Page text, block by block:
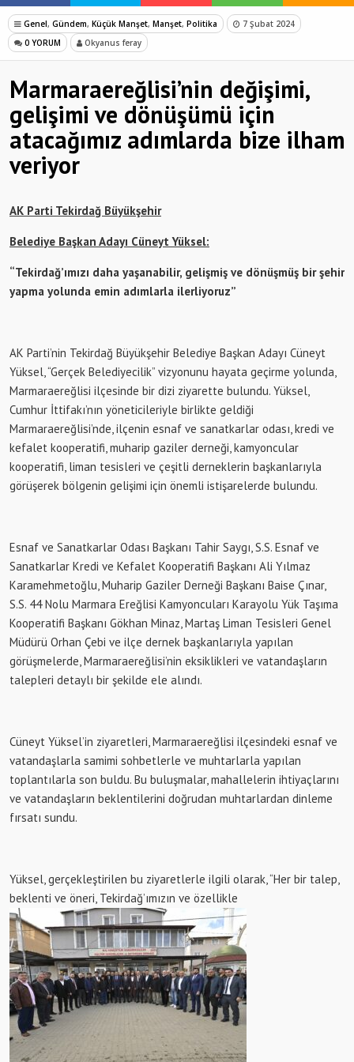
Genel, Gündem, Küçük Manşet, Manşet, Politika
7 Şubat 2024
0 YORUM
Okyanus feray
Marmaraereğlisi’nin değişimi,
gelişimi ve dönüşümü için
atacağımız adımlarda bize ilham
veriyor
AK Parti Tekirdağ Büyükşehir
Belediye Başkan Adayı Cüneyt Yüksel:
“Tekirdağ’ımızı daha yaşanabilir, gelişmiş ve dönüşmüş bir şehir
yapma yolunda emin adımlarla ilerliyoruz”
AK Parti’nin Tekirdağ Büyükşehir Belediye Başkan Adayı Cüneyt
Yüksel, “Gerçek Belediyecilik” vizyonunu hayata geçirme yolunda,
Marmaraereğlisi ilçesinde bir dizi ziyarette bulundu. Yüksel,
Cumhur İttifakı’nın yöneticileriyle birlikte geldiği
Marmaraereğlisi’nde, ilçenin esnaf ve sanatkarlar odası, kredi ve
kefalet kooperatifi, muharip gaziler derneği, kamyoncular
kooperatifi, liman tesisleri ve çeşitli derneklerin başkanlarıyla
görüşerek bölgenin gelişimi için önemli istişarelerde bulundu.
Esnaf ve Sanatkarlar Odası Başkanı Tahir Saygı, S.S. Esnaf ve
Sanatkarlar Kredi ve Kefalet Kooperatifi Başkanı Ali Yılmaz
Karamehmetoğlu, Muharip Gaziler Derneği Başkanı Baise Çınar,
S.S. 44 Nolu Marmara Ereğlisi Kamyoncuları Karayolu Yük Taşıma
Kooperatifi Başkanı Gökhan Minaz, Martaş Liman Tesisleri Genel
Müdürü Orhan Çebi ve ilçe dernek başkanlarıyla yapılan
görüşmelerde, Marmaraereğlisi’nin eksiklikleri ve vatandaşların
talepleri detaylı bir şekilde ele alındı.
Cüneyt Yüksel’in ziyaretleri, Marmaraereğlisi ilçesindeki esnaf ve
vatandaşlarla samimi sohbetlerle ve muhtarlarla yapılan
toplantılarla son buldu. Bu buluşmalar, mahallelerin ihtiyaçlarını
ve vatandaşların beklentilerini doğrudan muhtarlardan dinleme
fırsatı sundu.
Yüksel, gerçekleştirilen bu ziyaretlerle ilgili olarak, “Her bir talep,
beklenti ve öneri, Tekirdağ’ımızın ve özellikle